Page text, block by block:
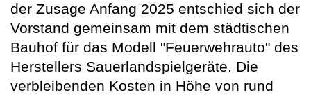
der Zusage Anfang 2025 entschied sich der
Vorstand gemeinsam mit dem städtischen
Bauhof für das Modell "Feuerwehrauto" des
Herstellers Sauerlandspielgeräte. Die
verbleibenden Kosten in Höhe von rund